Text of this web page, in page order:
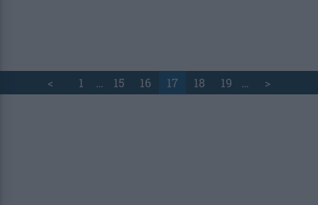
< 1 … 15 16 17 18 19 … >